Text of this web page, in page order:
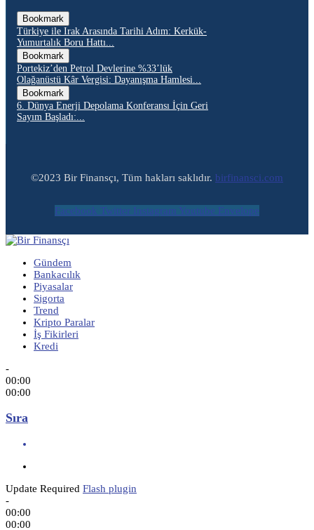
Bookmark
Türkiye ile Irak Arasında Tarihi Adım: Kerkük-
Yumurtalık Boru Hattı...
Bookmark
Portekiz’den Petrol Devlerine %33’lük
Olağanüstü Kâr Vergisi: Dayanışma Hamlesi...
Bookmark
6. Dünya Enerji Depolama Konferansı İçin Geri
Sayım Başladı:...
©2023 Bir Finansçı, Tüm hakları saklıdır. birfinansci.com
Facebook Twitter Instagram Youtube Envelope
Gündem
Bankacılık
Piyasalar
Sigorta
Trend
Kripto Paralar
İş Fikirleri
Kredi
-
00:00
00:00
Sıra
Update Required Flash plugin
-
00:00
00:00